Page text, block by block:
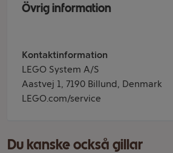
Övrig information
Kontaktinformation
LEGO System A/S
Aastvej 1, 7190 Billund, Denmark
LEGO.com/service
Du kanske också gillar